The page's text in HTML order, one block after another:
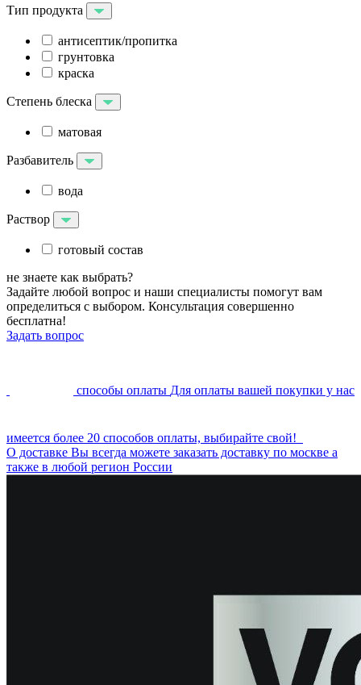
Тип продукта
антисептик/пропитка
грунтовка
краска
Степень блеска
матовая
Разбавитель
вода
Раствор
готовый состав
не знаете как выбрать?
Задайте любой вопрос и наши специалисты помогут вам
определиться с выбором. Консультация совершенно
бесплатна!
Задать вопрос
способы оплаты Для оплаты вашей покупки у нас
имеется более 20 способов оплаты, выбирайте свой!
О доставке Вы всегда можете заказать доставку по москве а
также в любой регион России